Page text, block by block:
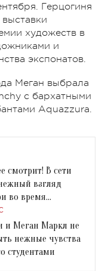
Герцогиня
художеств в
и
экспонатов.
Меган выбрала
с бархатными
Aquazzura.
смотрит! В сети
взгляд
во время
Меган Маркл
и Меган Маркл не
нежные чувства
студентами